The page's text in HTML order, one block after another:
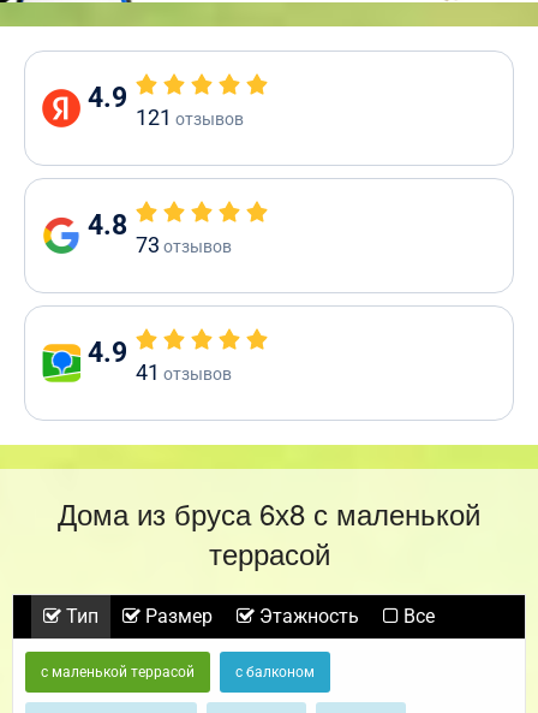
4.9
121 отзывов
4.8
73 отзывов
4.9
41 отзывов
Дома из бруса 6х8 с маленькой
террасой
Тип Размер Этажность Все
с маленькой террасой с балконом